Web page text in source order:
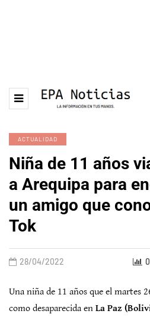
ACTUALIDAD
Niña de 11 años
a Arequipa para
un amigo que
Tok
28/04/2022 0
Una niña de 11 años que el martes
como desaparecida en La Paz